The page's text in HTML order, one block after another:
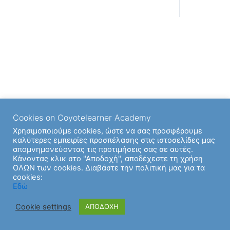
Cookies on Coyotelearner Academy
Χρησιμοποιούμε cookies, ώστε να σας προσφέρουμε
καλύτερες εμπειρίες προσπέλασης στις ιστοσελίδες μας
απομνημονεύοντας τις προτιμήσεις σας σε αυτές.
Κάνοντας κλικ στο "Αποδοχή", αποδέχεστε τη χρήση
ΟΛΩΝ των cookies. Διαβάστε την πολιτική μας για τα
cookies:
Εδώ
Cookie settings ΑΠΟΔΟΧΗ